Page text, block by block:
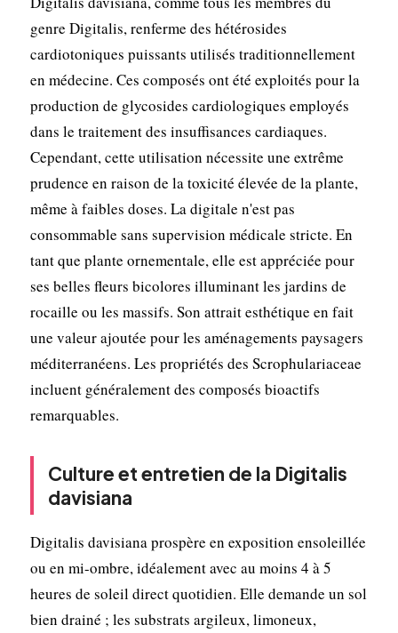
genre Digitalis, renferme des hétérosides
cardiotoniques puissants utilisés traditionnellement
en médecine. Ces composés ont été exploités pour la
production de glycosides cardiologiques employés
dans le traitement des insuffisances cardiaques.
Cependant, cette utilisation nécessite une extrême
prudence en raison de la toxicité élevée de la plante,
même à faibles doses. La digitale n'est pas
consommable sans supervision médicale stricte. En
tant que plante ornementale, elle est appréciée pour
ses belles fleurs bicolores illuminant les jardins de
rocaille ou les massifs. Son attrait esthétique en fait
une valeur ajoutée pour les aménagements paysagers
méditerranéens. Les propriétés des Scrophulariaceae
incluent généralement des composés bioactifs
remarquables.
Culture et entretien de la Digitalis
davisiana
Digitalis davisiana prospère en exposition ensoleillée
ou en mi-ombre, idéalement avec au moins 4 à 5
heures de soleil direct quotidien. Elle demande un sol
bien drainé ; les substrats argileux, limoneux,